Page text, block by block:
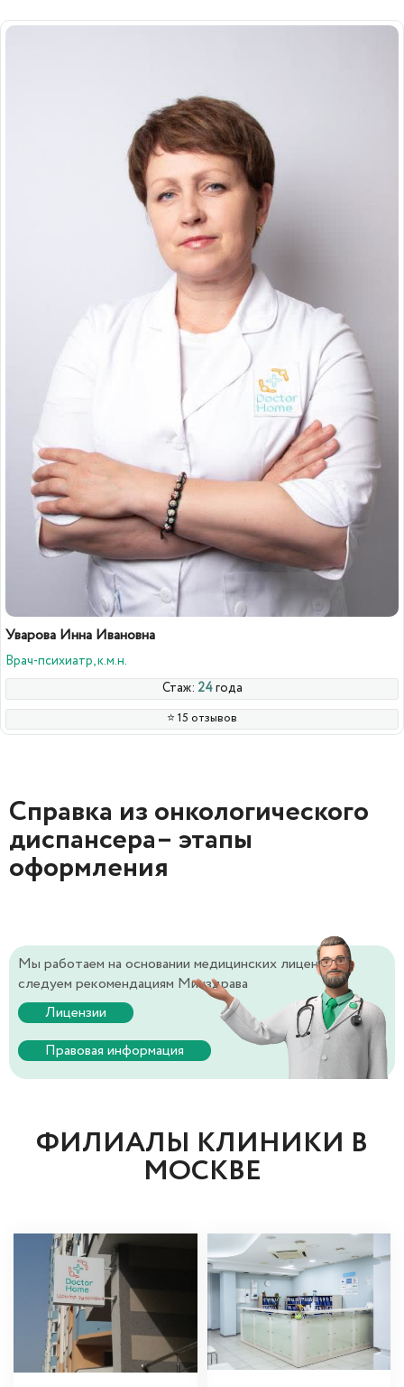
Уварова Инна Ивановна
Врач-психиатр, к.м.н.
Стаж: 24года
⭐️ 15 отзывов
Справка из онкологического
диспансера– этапы
оформления
Мы работаем на основании медицинских лицензий и
следуем рекомендациям Минздрава
Лицензии
Правовая информация
ФИЛИАЛЫ КЛИНИКИ В
МОСКВЕ